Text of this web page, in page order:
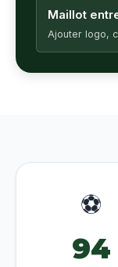
Maillot
Ajouter logo,
⚽
94